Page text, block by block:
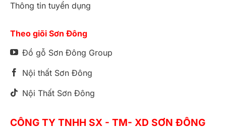
Thông tin tuyển dụng
Theo giõi Sơn Đông
Đồ gỗ Sơn Đông Group
Nội thất Sơn Đông
Nội Thất Sơn Đông
CÔNG TY TNHH SX - TM- XD SƠN ĐÔNG